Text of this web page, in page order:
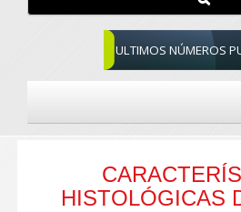
ULTIMOS NÚMEROS
HISTOLÓGICAS